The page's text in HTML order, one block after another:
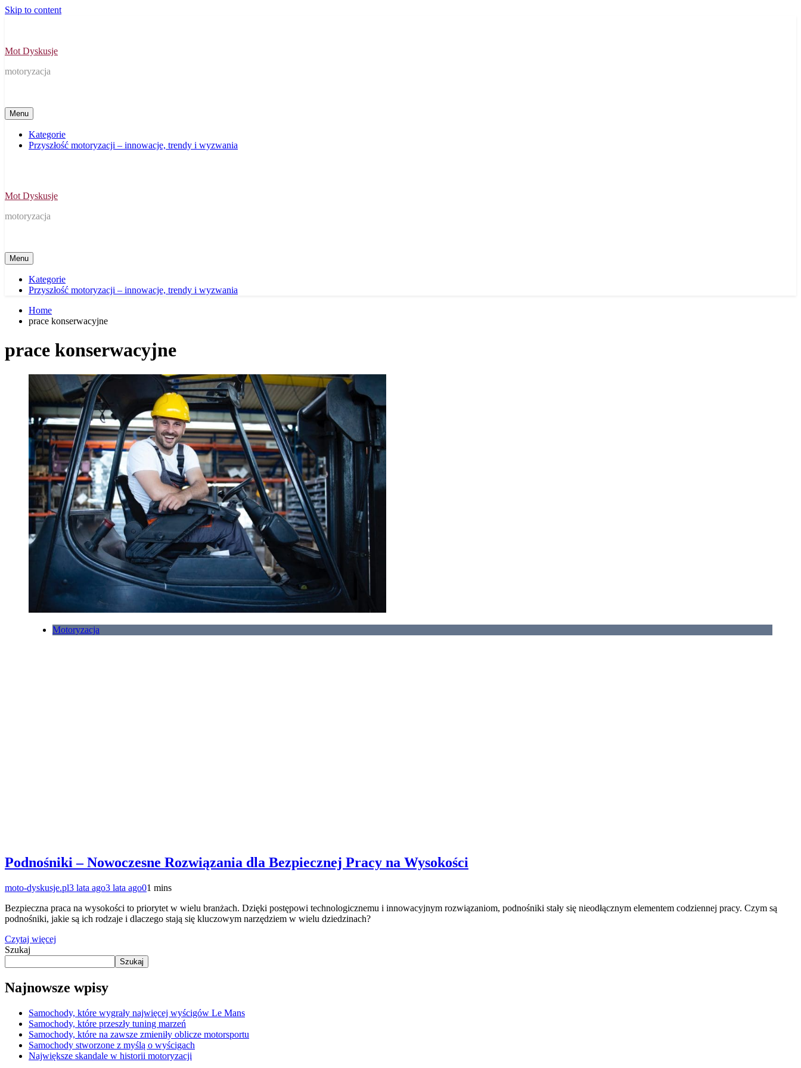
Skip to content
Mot Dyskusje
motoryzacja
Menu
Kategorie
Przyszłość motoryzacji – innowacje, trendy i wyzwania
Mot Dyskusje
motoryzacja
Menu
Kategorie
Przyszłość motoryzacji – innowacje, trendy i wyzwania
Home
prace konserwacyjne
prace konserwacyjne
Motoryzacja
Podnośniki – Nowoczesne Rozwiązania dla Bezpiecznej Pracy na Wysokości
moto-dyskusje.pl3 lata ago3 lata ago01 mins
Bezpieczna praca na wysokości to priorytet w wielu branżach. Dzięki postępowi technologicznemu i innowacyjnym rozwiązaniom, podnośniki stały się nieodłącznym elementem codziennej pracy. Czym są
podnośniki, jakie są ich rodzaje i dlaczego stają się kluczowym narzędziem w wielu dziedzinach?
Czytaj więcej
Szukaj
Szukaj
Najnowsze wpisy
Samochody, które wygrały najwięcej wyścigów Le Mans
Samochody, które przeszły tuning marzeń
Samochody, które na zawsze zmieniły oblicze motorsportu
Samochody stworzone z myślą o wyścigach
Największe skandale w historii motoryzacji